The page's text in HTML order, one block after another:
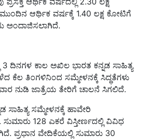
ಆರ್ಥಿಕ ವರ್ಷಕ್ಕೆ 1.40 ಲಕ್ಷ ಕೋಟಿಗೆ
ಅಂದಾಜಿಸಲಾಗಿದೆ.
ದಿನಗಳ ಕಾಲ ಅಖಿಲ ಭಾರತ ಕನ್ನಡ ಸಾಹಿತ್ಯ
ಕೆಲ ತಿಂಗಳಿನಿಂದ ಸಮ್ಮೇಳನಕ್ಕೆ ಸಿದ್ಧತೆಗಳು
ನುಡಿ ಜಾತ್ರೆಯ ತೇರಿಗೆ ಚಾಲನೆ ಸಿಗಲಿದೆ.
ಸಾಹಿತ್ಯ ಸಮ್ಮೇಳನಕ್ಕೆ ಹಾವೇರಿ
128 ಎಕರೆ ವಿಸ್ತೀರ್ಣದಲ್ಲಿ ವಿವಿಧ
ಪ್ರಧಾನ ವೇದಿಕೆಯಲ್ಲಿ ಸುಮಾರು 30